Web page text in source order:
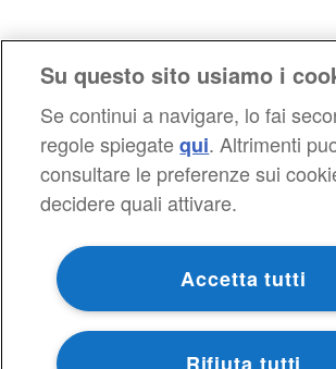
Su questo sito usiamo i
Se continui a navigare, lo fai
regole spiegate qui. Altrimenti
consultare le preferenze sui
decidere quali attivare.
Accetta tutti
Rifiuta tutti